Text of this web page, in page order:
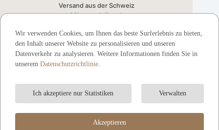
Versand aus der Schweiz
SSL-verschlüsselt
🛠️ Montageservice CH
SICHERE ZAHLUNGSMETHODEN
Apple Pay
Google Pay
UID CHE-228.605.978
© 2026 LittleLoft.ch — Alle Rechte vorbehalten.
Wir verwenden Cookies, um Ihnen das beste Surferlebnis zu bieten,
den Inhalt unserer Website zu personalisieren und unseren
Datenverkehr zu analysieren. Weitere Informationen finden Sie in
unserem Datenschutzrichtlinie.
Akzeptieren
Ich akzeptiere nur Statistiken Verwalten